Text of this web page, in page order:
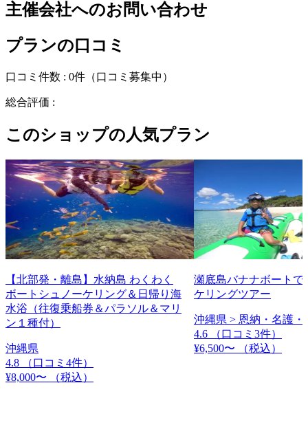
主催会社へのお問い合わせ
プランの口コミ
口コミ件数 : 0件 （口コミ募集中）
総合評価 :
このショップの人気プラン
【北部発・離島】水納島 わくわく
ボートシュノーケリング＆日帰り海
水浴（往復乗船券＆パラソル＆マリ
ン１種付）
沖縄県
4.8
（口コミ4件）
¥8,000〜
（税込）
瀬底島バナナボートで
ケリングツアー
沖縄県 > 恩納・名護・
4.6
（口コミ3件）
¥6,500〜
（税込）